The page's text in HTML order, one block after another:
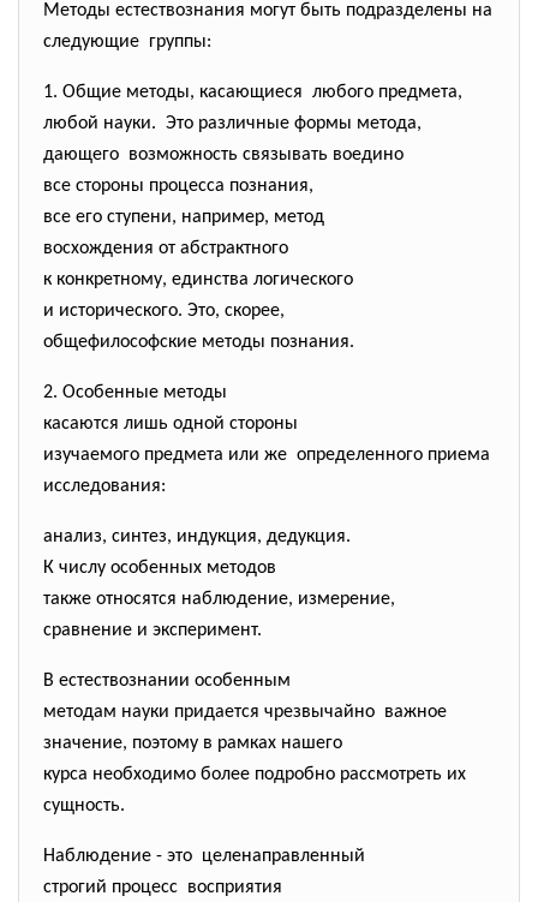
Методы естествознания могут быть подразделены на
следующие группы:
1. Общие методы, касающиеся любого предмета,
любой науки. Это различные формы метода,
дающего возможность связывать воедино
все стороны процесса познания,
все его ступени, например, метод
восхождения от абстрактного
к конкретному, единства логического
и исторического. Это, скорее,
общефилософские методы познания.
2. Особенные методы
касаются лишь одной стороны
изучаемого предмета или же определенного приема
исследования:
анализ, синтез, индукция, дедукция.
К числу особенных методов
также относятся наблюдение, измерение,
сравнение и эксперимент.
В естествознании особенным
методам науки придается чрезвычайно важное
значение, поэтому в рамках нашего
курса необходимо более подробно рассмотреть их
сущность.
Наблюдение - это целенаправленный
строгий процесс восприятия